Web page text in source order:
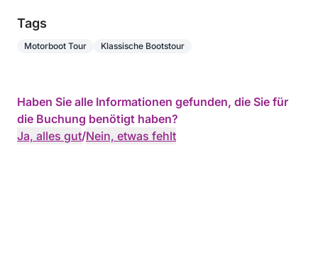
Tags
Motorboot Tour Klassische Bootstour
Haben Sie alle Informationen gefunden, die Sie für
die Buchung benötigt haben?
Ja, alles gut/Nein, etwas fehlt